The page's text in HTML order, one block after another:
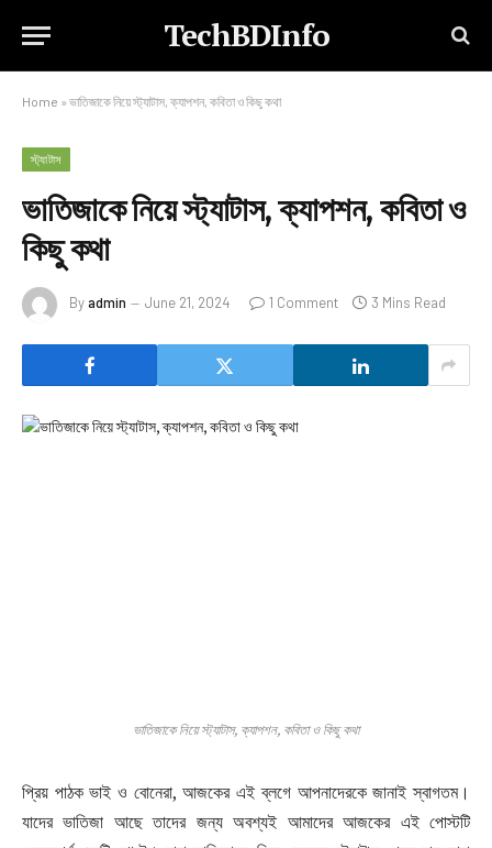
TechBDInfo
Home » ভাতিজাকে নিয়ে স্ট্যাটাস, ক্যাপশন, কবিতা ও কিছু কথা
স্ট্যাটাস
ভাতিজাকে নিয়ে স্ট্যাটাস, ক্যাপশন, কবিতা ও
কিছু কথা
Byadmin June 21, 2024 1 Comment 3 Mins Read
ভাতিজাকে নিয়ে স্ট্যাটাস, ক্যাপশন, কবিতা ও কিছু কথা
প্রিয় পাঠক ভাই ও বোনেরা, আজকের এই ব্লগে আপনাদেরকে জানাই স্বাগতম।
যাদের ভাতিজা আছে তাদের জন্য অবশ্যই আমাদের আজকের এই পোস্টটি